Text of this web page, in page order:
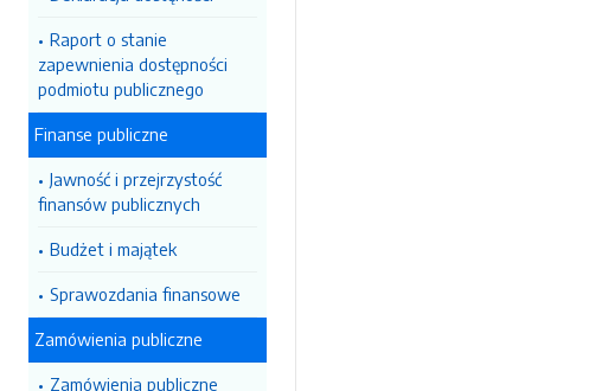
Raport o stanie
zapewnienia dostępności
podmiotu publicznego
Finanse publiczne
Jawność i przejrzystość
finansów publicznych
Budżet i majątek
Sprawozdania finansowe
Zamówienia publiczne
Zamówienia publiczne